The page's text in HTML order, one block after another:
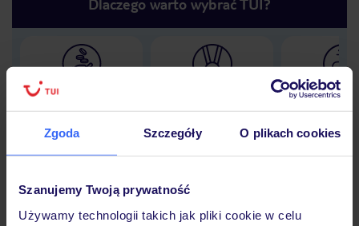
Zgoda Szczegóły O plikach cookies
Szanujemy Twoją prywatność
Używamy technologii takich jak pliki cookie w celu
Lider niskich cen 30 lat w
Hotel